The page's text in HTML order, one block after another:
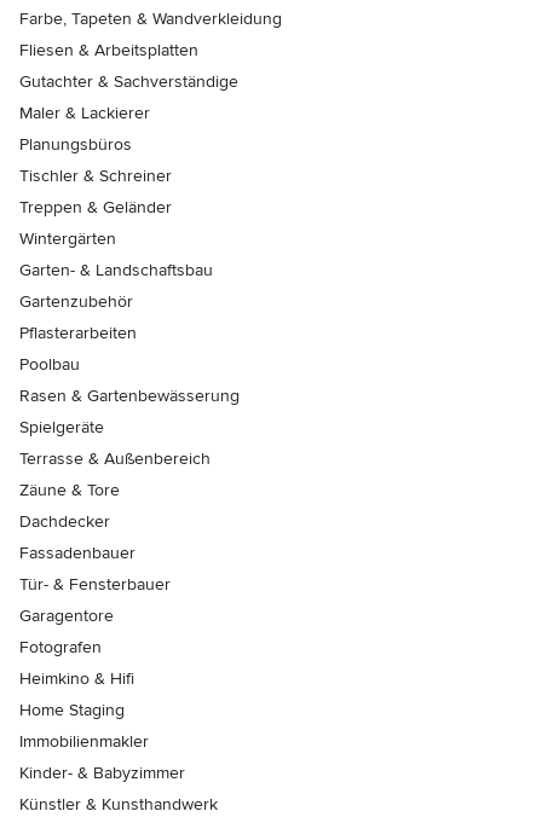
Farbe, Tapeten & Wandverkleidung
Fliesen & Arbeitsplatten
Gutachter & Sachverständige
Maler & Lackierer
Planungsbüros
Tischler & Schreiner
Treppen & Geländer
Wintergärten
Garten- & Landschaftsbau
Gartenzubehör
Pflasterarbeiten
Poolbau
Rasen & Gartenbewässerung
Spielgeräte
Terrasse & Außenbereich
Zäune & Tore
Dachdecker
Fassadenbauer
Tür- & Fensterbauer
Garagentore
Fotografen
Heimkino & Hifi
Home Staging
Immobilienmakler
Kinder- & Babyzimmer
Künstler & Kunsthandwerk